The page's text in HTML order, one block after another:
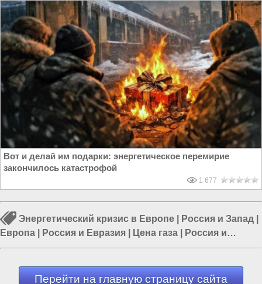
Вот и делай им подарки: энергетическое перемирие
закончилось катастрофой
1 677
Энергетический кризис в Европе Россия и Запад
Европа
Россия и Евразия Цена газа
Россия и
Европа|Борис Марцинкевич
Перейти на главную страницу сайта